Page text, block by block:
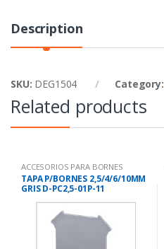
Description
SKU: DEG1504 Category:
Related products
ACCESORIOS PARA BORNES
TAPA P/BORNES 2,5/4/6/10MM
GRIS D-PC2,5-01P-11